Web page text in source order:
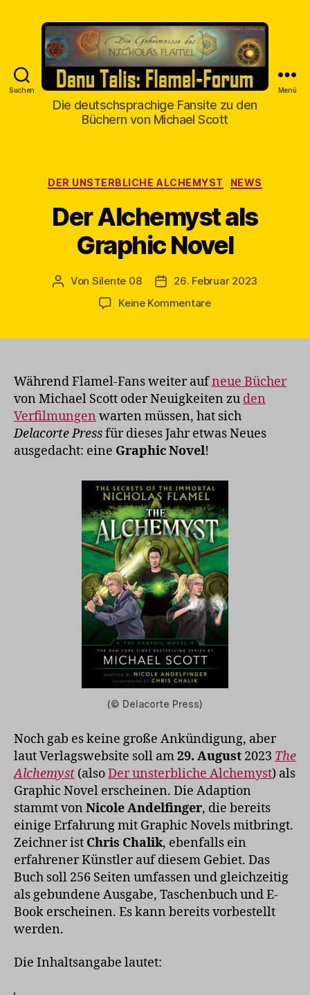
Suchen
Danu
Talis
Die deutschsprachige Fansite zu den
Büchern von Michael Scott
Menü
Kategorien
DER UNSTERBLICHE ALCHEMYST NEWS
Der Alchemyst als
Graphic Novel
Beitragsautor
Von Silente 08 Veröffentlichungsdatum
26. Februar 2023
Keine Kommentarezu
Novel
Während Flamel-Fans weiter aufneue Bücher
von Michael Scott oder Neuigkeiten zu den
Verfilmungen warten müssen, hat sich
Delacorte Pressfür dieses Jahr etwas Neues
ausgedacht: eine Graphic Novel!
(© Delacorte Press)
Noch gab es keine große Ankündigung, aber
laut Verlagswebsite soll am29. August 2023 The
Alchemyst (alsoDer unsterbliche Alchemyst) als
Graphic Novel erscheinen. Die Adaption
stammt von Nicole Andelfinger, die bereits
einige Erfahrung mit Graphic Novels mitbringt.
Zeichner ist Chris Chalik, ebenfalls ein
erfahrener Künstler auf diesem Gebiet. Das
Buch soll 256 Seiten umfassen und gleichzeitig
als gebundene Ausgabe, Taschenbuch und E-
Book erscheinen. Es kann bereits vorbestellt
werden.
Die Inhaltsangabe lautet: